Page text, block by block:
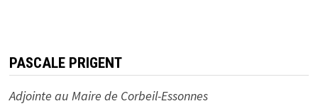
PASCALE PRIGENT
Adjointe au Maire de Corbeil-Essonnes